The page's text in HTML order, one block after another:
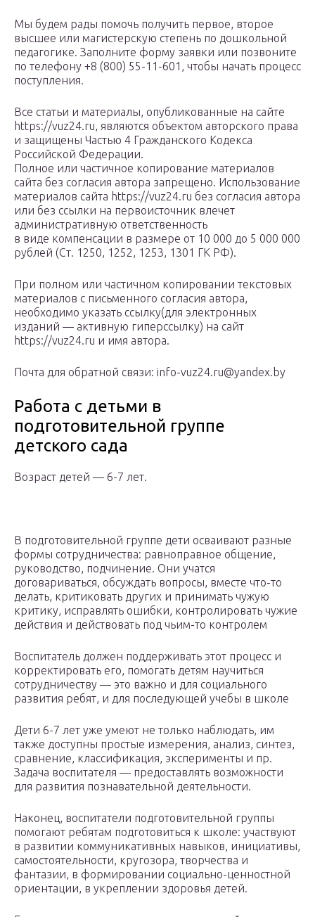
Мы будем рады помочь получить первое, второе
высшее или магистерскую степень по дошкольной
педагогике. Заполните форму заявки или позвоните
по телефону +8 (800) 55-11-601, чтобы начать процесс
поступления.
Все статьи и материалы, опубликованные на сайте
https://vuz24.ru, являются объектом авторского права
и защищены Частью 4 Гражданского Кодекса
Российской Федерации.
Полное или частичное копирование материалов
сайта без согласия автора запрещено. Использование
материалов сайта https://vuz24.ru без согласия автора
или без ссылки на первоисточник влечет
административную ответственность
в виде компенсации в размере от 10 000 до 5 000 000
рублей (Ст. 1250, 1252, 1253, 1301 ГК РФ).
При полном или частичном копировании текстовых
материалов с письменного согласия автора,
необходимо указать ссылку(для электронных
изданий — активную гиперссылку) на сайт
https://vuz24.ru и имя автора.
Почта для обратной связи: info-vuz24.ru@yandex.by
Работа с детьми в
подготовительной группе
детского сада
Возраст детей — 6-7 лет.
В подготовительной группе дети осваивают разные
формы сотрудничества: равноправное общение,
руководство, подчинение. Они учатся
договариваться, обсуждать вопросы, вместе что-то
делать, критиковать других и принимать чужую
критику, исправлять ошибки, контролировать чужие
действия и действовать под чьим-то контролем
Воспитатель должен поддерживать этот процесс и
корректировать его, помогать детям научиться
сотрудничеству — это важно и для социального
развития ребят, и для последующей учебы в школе
Дети 6-7 лет уже умеют не только наблюдать, им
также доступны простые измерения, анализ, синтез,
сравнение, классификация, эксперименты и пр.
Задача воспитателя — предоставлять возможности
для развития познавательной деятельности.
Наконец, воспитатели подготовительной группы
помогают ребятам подготовиться к школе: участвуют
в развитии коммуникативных навыков, инициативы,
самостоятельности, кругозора, творчества и
фантазии, в формировании социально-ценностной
ориентации, в укреплении здоровья детей.